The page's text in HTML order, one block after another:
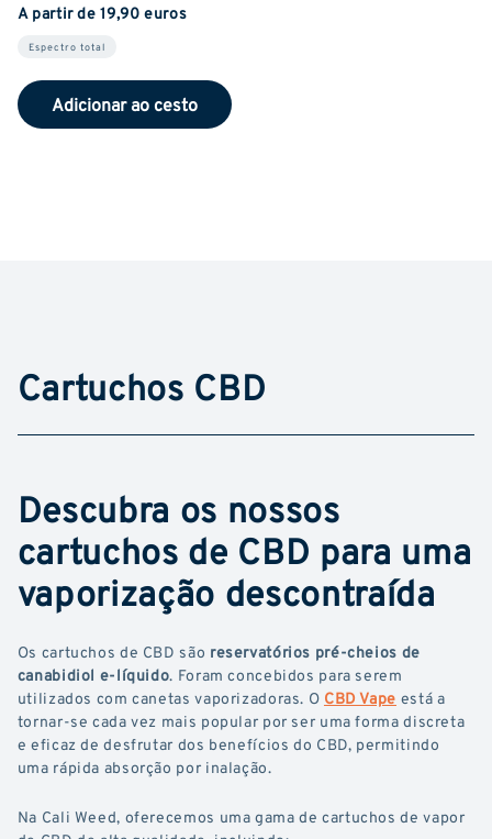
A partir de 19,90 euros
Espectro total
Adicionar ao cesto
Cartuchos CBD
Descubra os nossos
cartuchos de CBD para uma
vaporização descontraída
Os cartuchos de CBD são reservatórios pré-cheios de
canabidiol e-líquido. Foram concebidos para serem
utilizados com canetas vaporizadoras. O CBD Vape está a
tornar-se cada vez mais popular por ser uma forma discreta
e eficaz de desfrutar dos benefícios do CBD, permitindo
uma rápida absorção por inalação.
Na Cali Weed, oferecemos uma gama de cartuchos de vapor